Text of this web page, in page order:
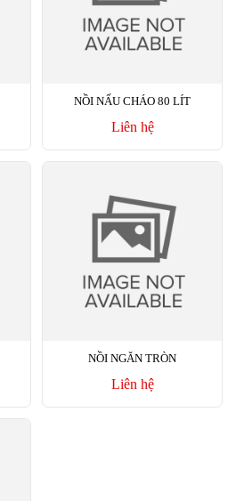
NỒI NẤU CHÁO 80 LÍT
Liên hệ
NỒI NGĂN TRÒN
Liên hệ